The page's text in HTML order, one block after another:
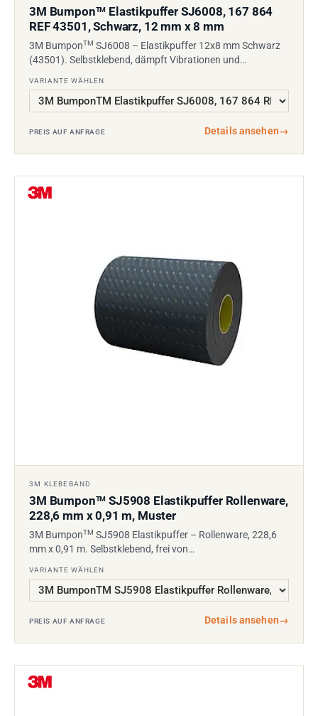
3M BumponTM Elastikpuffer SJ6008, 167 864
REF 43501, Schwarz, 12 mm x 8 mm
3M BumponTM SJ6008 – Elastikpuffer 12x8 mm Schwarz
(43501). Selbstklebend, dämpft Vibrationen und…
VARIANTE WÄHLEN
PREIS AUF ANFRAGE Details ansehen→
3M KLEBEBAND
3M BumponTM SJ5908 Elastikpuffer Rollenware,
228,6 mm x 0,91 m, Muster
3M BumponTM SJ5908 Elastikpuffer – Rollenware, 228,6
mm x 0,91 m. Selbstklebend, frei von…
VARIANTE WÄHLEN
PREIS AUF ANFRAGE Details ansehen→